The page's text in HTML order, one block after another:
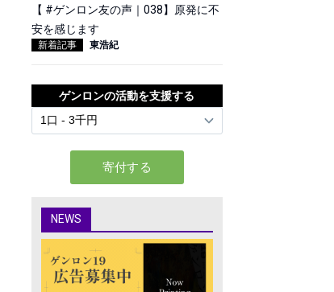
【 #ゲンロン友の声｜038】原発に不
安を感じます
新着記事 東浩紀
ゲンロンの活動を支援する
NEWS